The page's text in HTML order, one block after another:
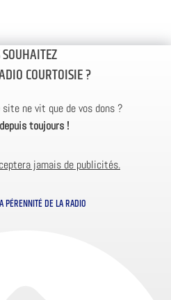
COURTOISIE ?
ne vit que de vos dons ?
depuis toujours !
jamais de publicités.
PÉRENNITÉ DE LA RADIO